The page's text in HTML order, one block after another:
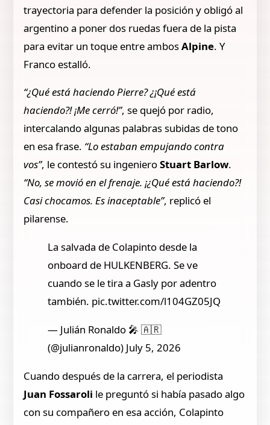
trayectoria para defender la posición y obligó al
argentino a poner dos ruedas fuera de la pista
para evitar un toque entre ambosAlpine. Y
Franco estalló.
“¿Qué está haciendo Pierre? ¿¡Qué está
haciendo?! ¡Me cerró!”, se quejó por radio,
intercalando algunas palabras subidas de tono
en esa frase. “Lo estaban empujando contra
vos”, le contestó su ingenieroStuart Barlow.
“No, se movió en el frenaje. ¡¿Qué está haciendo?!
Casi chocamos. Es inaceptable”, replicó el
pilarense.
La salvada de Colapinto desde la
onboard de HULKENBERG. Se ve
cuando se le tira a Gasly por adentro
también. pic.twitter.com/l104GZ05JQ
— Julián Ronaldo 🎤 🇦🇷
(@julianronaldo) July 5, 2026
Cuando después de la carrera, el periodista
Juan Fossaroli le preguntó si había pasado algo
con su compañero en esa acción, Colapinto